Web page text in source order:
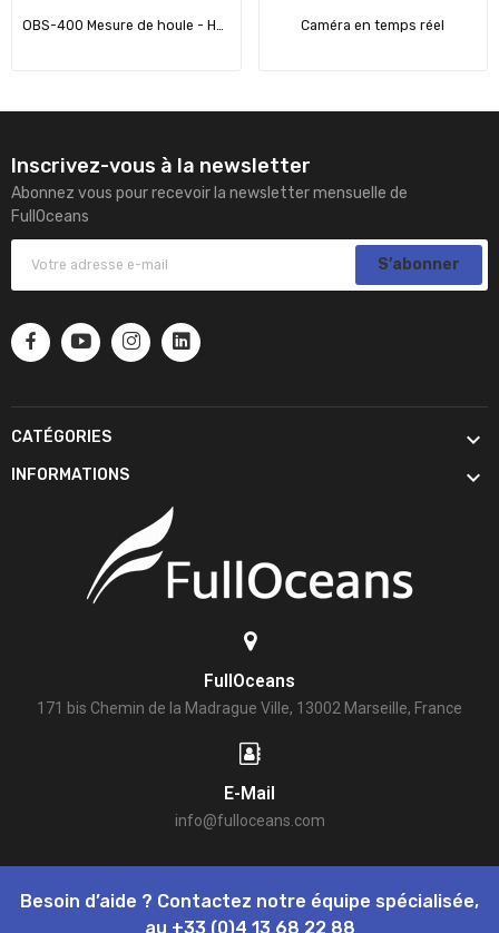
OBS-400 Mesure de houle - Houlographe Caméra en temps réel
Inscrivez-vous à la newsletter
Abonnez vous pour recevoir la newsletter mensuelle de
FullOceans
S’abonner
CATÉGORIES 
INFORMATIONS 
FullOceans
171 bis Chemin de la Madrague Ville, 13002 Marseille, France
E-Mail
info@fulloceans.com
Besoin d’aide ? Contactez notre équipe spécialisée,
au +33 (0)4 13 68 22 88